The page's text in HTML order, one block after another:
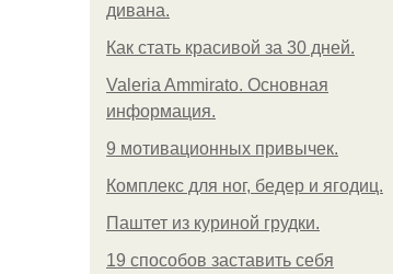
дивана.
Как стать красивой за 30 дней.
Valeria Ammirato. Основная
информация.
9 мотивационных привычек.
Комплекс для ног, бедер и ягодиц.
Паштет из куриной грудки.
19 способов заставить себя